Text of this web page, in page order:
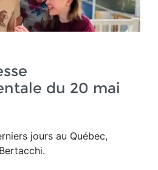
du 20 mai
jours au Québec,